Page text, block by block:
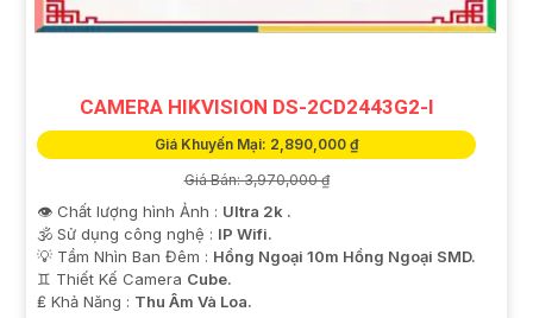
CAMERA HIKVISION DS-2CD2443G2-I
Giá Khuyến Mại: 2,890,000 ₫
Giá Bán: 3,970,000 ₫
👁 Chất lượng hình Ảnh : Ultra 2k .
🕉️ Sử dụng công nghệ : IP Wifi.
💡 Tầm Nhìn Ban Đêm : Hồng Ngoại 10m Hồng Ngoại SMD.
♊ Thiết Kế Camera Cube.
️₤ Khả Năng : Thu Âm Và Loa.